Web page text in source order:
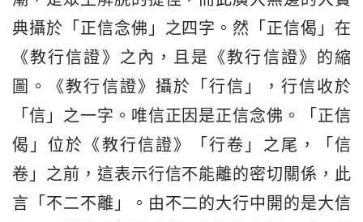
典攝於「正信念佛」之四字。然「正信偈」在
《教行信證》之內，且是《教行信證》的縮
圖。《教行信證》攝於「行信」，行信收於
「信」之一字。唯信正因是正信念佛。「正信
偈」位於《教行信證》「行卷」之尾，「信
卷」之前，這表示行信不能離的密切關係，此
言「不二不離」。由不二的大行中開的是大信